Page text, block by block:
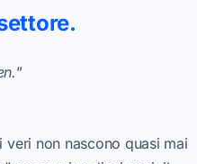
”
veri non nascono quasi mai